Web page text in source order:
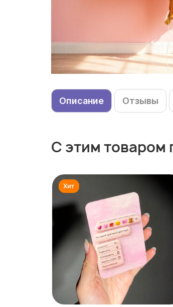
Описание Отзывы
С этим товаром